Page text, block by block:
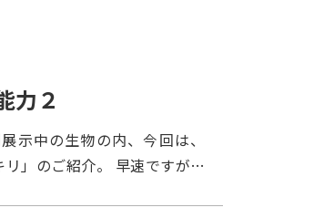
仲間で、 テレビやマスコミ
った種類です。 その有名に
他の生物への擬態」… すな
るということです。 書物に
カサゴ」などの毒のある生物
への擬態も可能との事。 し
種類以上とレパートリーが広
力２
示中の生物の内、今回は、
リ」のご紹介。 早速ですが、